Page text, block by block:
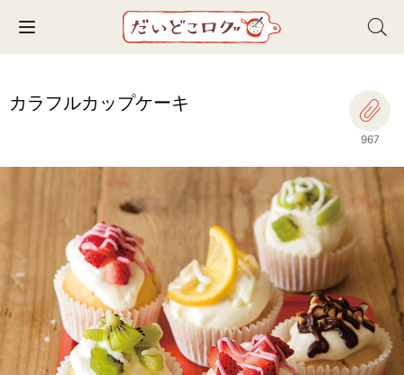
Toggle navigation
カラフルカップケーキ
967